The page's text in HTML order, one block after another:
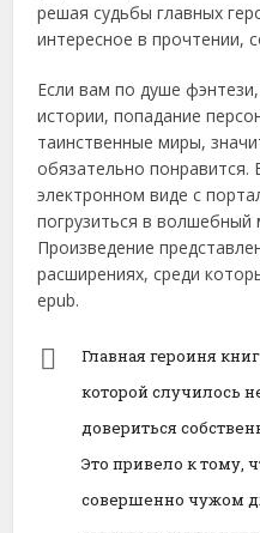
решая судьбы главных
интересное в прочтении,
Если вам по душе
истории, попадание
таинственные миры,
обязательно понравится.
электронном виде с
погрузиться в
Произведение
расширениях, среди
epub.
Главная героиня
которой случилось
довериться
Это привело к тому,
совершенно чужом